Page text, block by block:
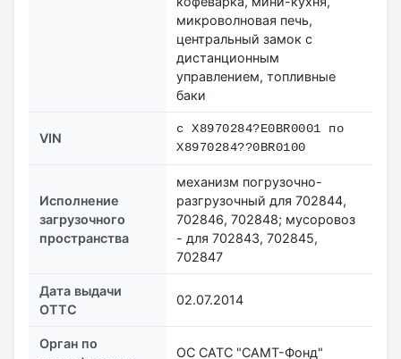
микроволновая печь,
центральный замок с
дистанционным
управлением, топливные
баки
VIN
с X8970284?E0BR0001 по
X8970284??0BR0100
Исполнение
загрузочного
пространства
механизм погрузочно-
разгрузочный для 702844,
702846, 702848; мусоровоз
- для 702843, 702845,
702847
Дата выдачи
ОТТС
02.07.2014
Орган по
ОС САТС "САМТ-Фонд"